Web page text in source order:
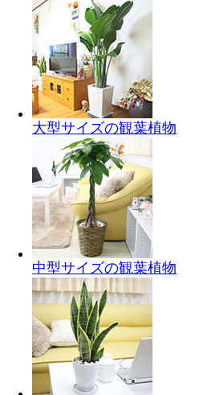
大型サイズの観葉植物
中型サイズの観葉植物